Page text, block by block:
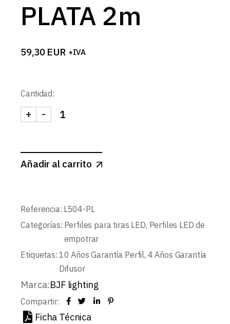
PLATA 2m
59,30 EUR +IVA
Cantidad:
KIT PERFIL DE EMPOTRAR L504+DIFUSOR
-
+
Añadir al carrito
Referencia: L504-PL
Categorías: Perfiles para tiras LED, Perfiles LED de
empotrar
Etiquetas: 10 Años Garantía Perfil, 4 Años Garantía
Difusor
Marca:BJF lighting
Compartir:
Ficha Técnica